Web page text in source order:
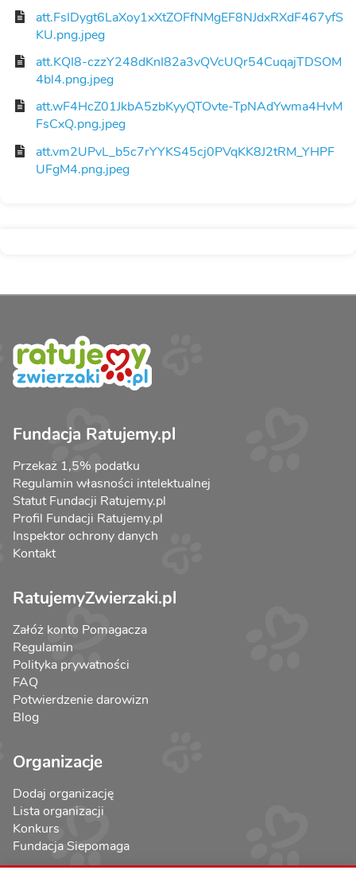
att.FsIDygt6LaXoy1xXtZOFfNMgEF8NJdxRXdF467yfS
KU.png.jpeg
att.KQI8-czzY248dKnI82a3vQVcUQr54CuqajTDSOM
4bl4.png.jpeg
att.wF4HcZ01JkbA5zbKyyQTOvte-TpNAdYwma4HvM
FsCxQ.png.jpeg
att.vm2UPvL_b5c7rYYKS45cj0PVqKK8J2tRM_YHPF
UFgM4.png.jpeg
Fundacja Ratujemy.pl
Przekaż 1,5% podatku
Regulamin własności intelektualnej
Statut Fundacji Ratujemy.pl
Profil Fundacji Ratujemy.pl
Inspektor ochrony danych
Kontakt
RatujemyZwierzaki.pl
Załóż konto Pomagacza
Regulamin
Polityka prywatności
FAQ
Potwierdzenie darowizn
Blog
Organizacje
Dodaj organizację
Lista organizacji
Konkurs
Fundacja Siepomaga